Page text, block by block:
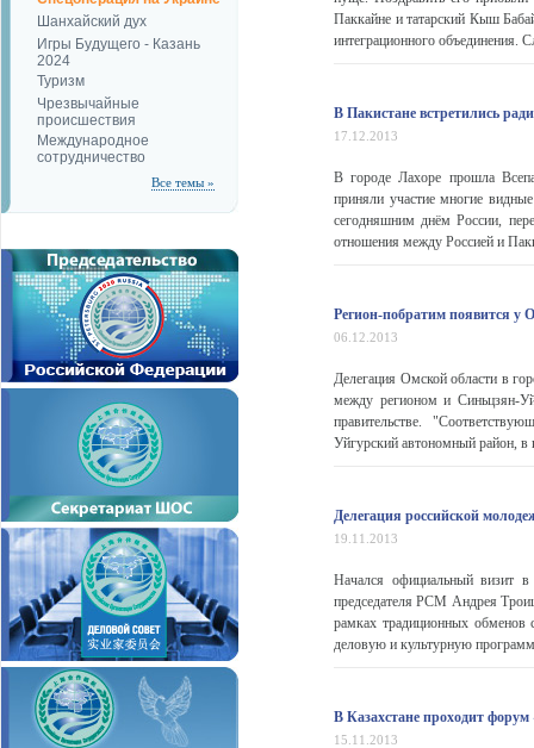
Шанхайский дух
Игры Будущего - Казань
2024
Туризм
Чрезвычайные
происшествия
Международное
сотрудничество
Все темы »
Паккайне и татарский Кыш
интеграционного объединения.
В Пакистане встретились
17.12.2013
В городе Лахоре прошла
приняли участие многие
сегодняшним днём России,
отношения между Россией и
Регион-побратим появится у
06.12.2013
Делегация Омской области в
между регионом и Синьцзян-
правительстве.
Уйгурский автономный район, в
Делегация российской
19.11.2013
Начался официальный визит в
председателя РСМ Андрея
рамках традиционных
деловую и культурную
В Казахстане проходит
15.11.2013